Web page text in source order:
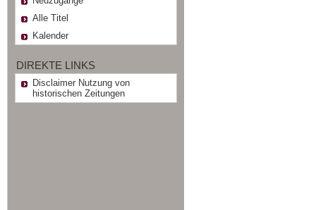
Alle Titel
Kalender
DIREKTE LINKS
Disclaimer Nutzung von
historischen Zeitungen